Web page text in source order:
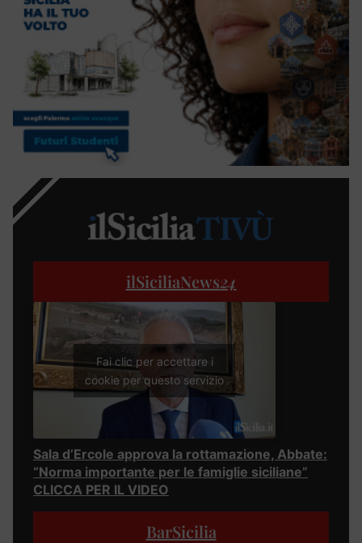
ilSiciliaNews24
Fai clic per accettare i
cookie per questo servizio
Sala d’Ercole approva la rottamazione, Abbate:
“Norma importante per le famiglie siciliane”
CLICCA PER IL VIDEO
BarSicilia